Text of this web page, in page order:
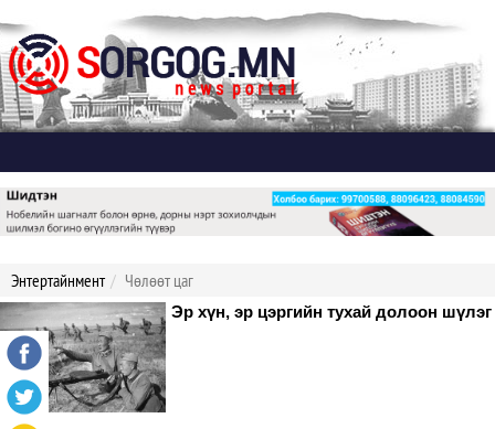
Энтертайнмент Чөлөөт цаг
Эр хүн, эр цэргийн тухай долоон шүлэг